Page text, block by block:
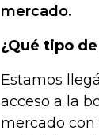
mercado.
¿Qué tipo
Estamos
acceso a la
mercado